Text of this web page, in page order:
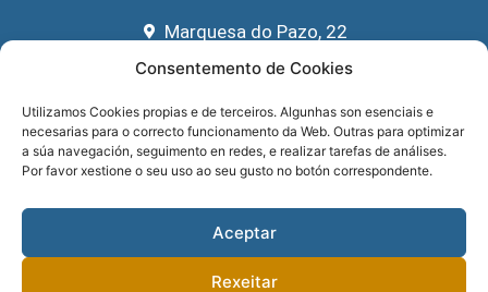
Consentemento de Cookies
Utilizamos Cookies propias e de terceiros. Algunhas son esenciais e
necesarias para o correcto funcionamento da Web. Outras para optimizar
a súa navegación, seguimento en redes, e realizar tarefas de análises.
Por favor xestione o seu uso ao seu gusto no botón correspondente.
Aceptar
Rexeitar
Marquesa do Pazo, 22
666 39 45 65
REDES SOCIAIS